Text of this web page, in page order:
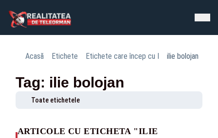
Acasă Etichete Etichete care încep cu I ilie bolojan
Tag: ilie bolojan
Toate etichetele
ARTICOLE CU ETICHETA "ILIE